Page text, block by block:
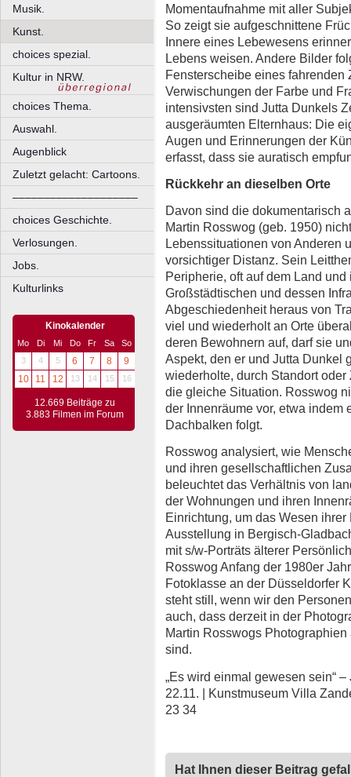
Musik.
Kunst.
choices spezial.
Kultur in NRW.
choices Thema.
Auswahl.
Augenblick
Zuletzt gelacht: Cartoons.
––––––––––––––––––––
choices Geschichte.
Verlosungen.
Jobs.
Kulturlinks
Kinokalender
Mo Di Mi Do Fr Sa
So
3
4 5 6 7 8
9
10
11 12 13 14 15 16
12.669 Beiträge zu
3.883 Filmen im Forum
Momentaufnahme mit aller
So zeigt sie aufgeschnittene
Innere eines Lebewesens
Lebens weisen. Andere Bilder
Fensterscheibe eines fahrenden
Verwischungen der Farbe und
intensivsten sind Jutta Dunkels
ausgeräumten Elternhaus: Die
Augen und Erinnerungen der
erfasst, dass sie auratisch
Rückkehr an dieselben Orte
Davon sind die dokumentarisch
Martin Rosswog (geb. 1950)
Lebenssituationen von Anderen
vorsichtiger Distanz. Sein
Peripherie, oft auf dem Land
Großstädtischen und dessen
Abgeschiedenheit heraus von
viel und wiederholt an Orte
deren Bewohnern auf, darf sie
Aspekt, den er und Jutta Dunkel
wiederholte, durch Standort
die gleiche Situation. Rosswog
der Innenräume vor, etwa indem
Dachbalken folgt.
Rosswog analysiert, wie
und ihren gesellschaftlichen
beleuchtet das Verhältnis von
der Wohnungen und ihren
Einrichtung, um das Wesen
Ausstellung in Bergisch-
mit s/w-Porträts älterer
Rosswog Anfang der 1980er
Fotoklasse an der Düsseldorfer
steht still, wenn wir den
auch, dass derzeit in der
Martin Rosswogs
sind.
„Es wird einmal gewesen sein“
22.11. | Kunstmuseum Villa
23 34
Hat Ihnen dieser Beitrag